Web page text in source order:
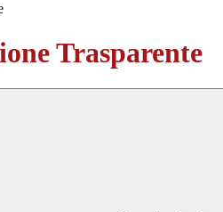
Trasparente